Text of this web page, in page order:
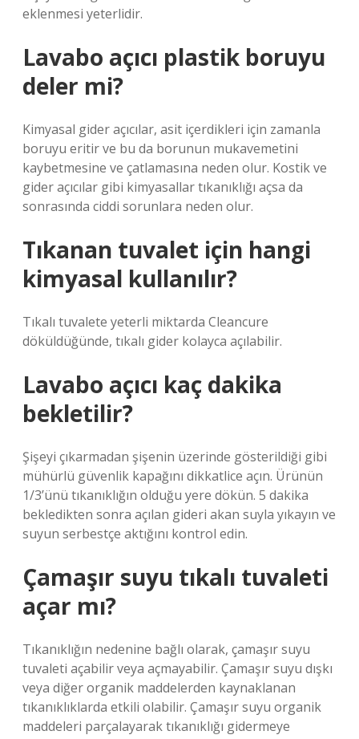
eklenmesi yeterlidir.
Lavabo açıcı plastik boruyu
deler mi?
Kimyasal gider açıcılar, asit içerdikleri için zamanla
boruyu eritir ve bu da borunun mukavemetini
kaybetmesine ve çatlamasına neden olur. Kostik ve
gider açıcılar gibi kimyasallar tıkanıklığı açsa da
sonrasında ciddi sorunlara neden olur.
Tıkanan tuvalet için hangi
kimyasal kullanılır?
Tıkalı tuvalete yeterli miktarda Cleancure
döküldüğünde, tıkalı gider kolayca açılabilir.
Lavabo açıcı kaç dakika
bekletilir?
Şişeyi çıkarmadan şişenin üzerinde gösterildiği gibi
mühürlü güvenlik kapağını dikkatlice açın. Ürünün
1/3’ünü tıkanıklığın olduğu yere dökün. 5 dakika
bekledikten sonra açılan gideri akan suyla yıkayın ve
suyun serbestçe aktığını kontrol edin.
Çamaşır suyu tıkalı tuvaleti
açar mı?
Tıkanıklığın nedenine bağlı olarak, çamaşır suyu
tuvaleti açabilir veya açmayabilir. Çamaşır suyu dışkı
veya diğer organik maddelerden kaynaklanan
tıkanıklıklarda etkili olabilir. Çamaşır suyu organik
maddeleri parçalayarak tıkanıklığı gidermeye